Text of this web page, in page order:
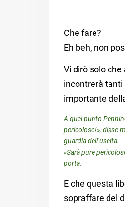
Che fare?
Eh beh, non
Vi dirò solo
incontrerà tanti
importante
A quel punto
pericoloso!», disse
guardia dell’uscita.
«Sarà pure
porta.
E che questa
sopraffare del